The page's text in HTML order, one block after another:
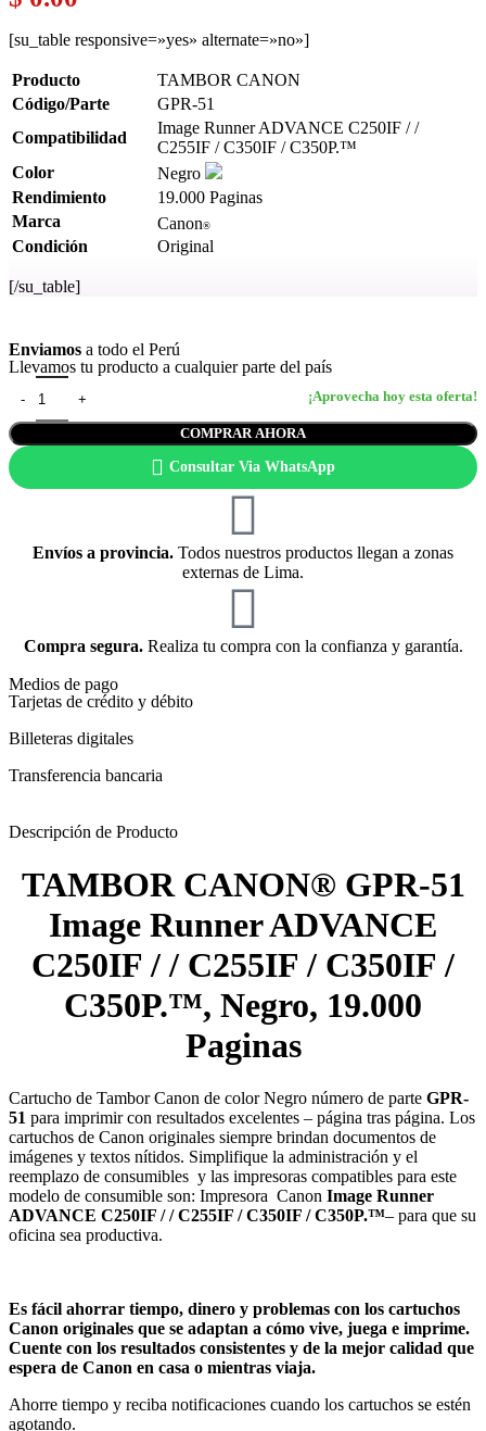
[su_table responsive=»yes» alternate=»no»]
Producto
TAMBOR CANON
Código/Parte
GPR-51
Compatibilidad
Image Runner ADVANCE C250IF / /
C255IF / C350IF / C350P.™
Color
Negro
Rendimiento
19.000 Paginas
Marca
Canon®
Condición Original
[/su_table]
Enviamos a todo el Perú
Llevamos tu producto a cualquier parte del país
COMPRAR AHORA
Consultar Via WhatsApp
Envíos a provincia. Todos nuestros productos llegan a zonas
externas de Lima.
Compra segura.Realiza tu compra con la confianza y garantía.
Medios de pago
Tarjetas de crédito y débito
Billeteras digitales
Transferencia bancaria
Descripción de Producto
TAMBOR CANON® GPR-51
Image Runner ADVANCE
C250IF / / C255IF / C350IF /
C350P.™, Negro, 19.000
Paginas
Cartucho de Tambor Canon de color Negro número de parte GPR-
51 para imprimir con resultados excelentes – página tras página. Los
cartuchos de Canon originales siempre brindan documentos de
imágenes y textos nítidos. Simplifique la administración y el
reemplazo de consumibles y las impresoras compatibles para este
modelo de consumible son: Impresora Canon Image Runner
ADVANCE C250IF / / C255IF / C350IF / C350P.™– para que su
oficina sea productiva.
Es fácil ahorrar tiempo, dinero y problemas con los cartuchos
Canon originales que se adaptan a cómo vive, juega e imprime.
Cuente con los resultados consistentes y de la mejor calidad que
espera de Canon en casa o mientras viaja.
Ahorre tiempo y reciba notificaciones cuando los cartuchos se estén
agotando.